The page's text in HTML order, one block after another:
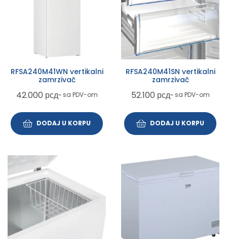
RFSA240M41WN vertikalni
zamrzivač
42.000 рсд~ sa PDV-om
DODAJ U KORPU
RFSA240M41SN vertikalni
zamrzivač
52.100 рсд~ sa PDV-om
DODAJ U KORPU